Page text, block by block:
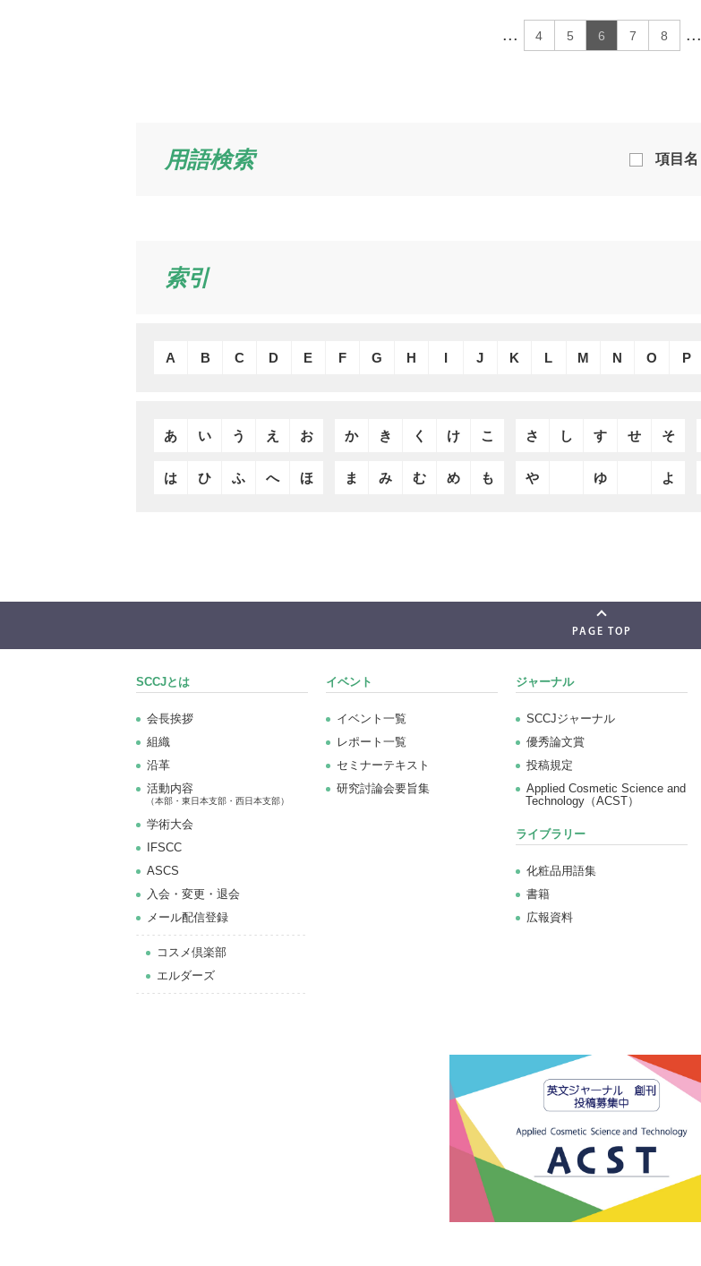
... 4 5 6 7 8 ...
用語検索 項目名
索引
A B C D E F G H I J K L M N O P
あ い う え お か き く け こ さ し す せ そ
は ひ ふ へ ほ ま み む め も や ゆ よ
PAGE TOP
SCCJとは
会長挨拶
組織
沿革
活動内容
（本部・東日本支部・西日本支部）
学術大会
IFSCC
ASCS
⼊会・変更・退会
メール配信登録
コスメ倶楽部
エルダーズ
イベント
イベント一覧
レポート一覧
セミナーテキスト
研究討論会要旨集
ジャーナル
SCCJジャーナル
優秀論文賞
投稿規定
Applied Cosmetic Science and
Technology（ACST）
ライブラリー
化粧品用語集
書籍
広報資料